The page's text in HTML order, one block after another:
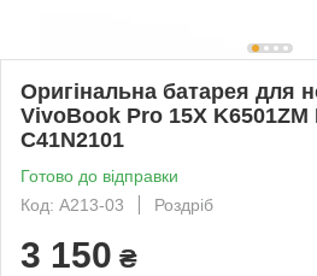
Оригінальна батарея для
VivoBook Pro 15X K6501ZM
C41N2101
Готово до відправки
Код: A213-03
Роздріб
3 150 ₴